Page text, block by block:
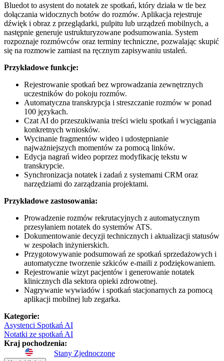
Bluedot to asystent do notatek ze spotkań, który działa w tle bez
dołączania widocznych botów do rozmów. Aplikacja rejestruje
dźwięk i obraz z przeglądarki, pulpitu lub urządzeń mobilnych, a
następnie generuje ustrukturyzowane podsumowania. System
rozpoznaje rozmówców oraz terminy techniczne, pozwalając skupić
się na rozmowie zamiast na ręcznym zapisywaniu ustaleń.
Przykładowe funkcje:
Rejestrowanie spotkań bez wprowadzania zewnętrznych
uczestników do pokoju rozmów.
Automatyczna transkrypcja i streszczanie rozmów w ponad
100 językach.
Czat AI do przeszukiwania treści wielu spotkań i wyciągania
konkretnych wniosków.
Wycinanie fragmentów wideo i udostępnianie
najważniejszych momentów za pomocą linków.
Edycja nagrań wideo poprzez modyfikację tekstu w
transkrypcie.
Synchronizacja notatek i zadań z systemami CRM oraz
narzędziami do zarządzania projektami.
Przykładowe zastosowania:
Prowadzenie rozmów rekrutacyjnych z automatycznym
przesyłaniem notatek do systemów ATS.
Dokumentowanie decyzji technicznych i aktualizacji statusów
w zespołach inżynierskich.
Przygotowywanie podsumowań ze spotkań sprzedażowych i
automatyczne tworzenie szkiców e-maili z podziękowaniem.
Rejestrowanie wizyt pacjentów i generowanie notatek
klinicznych dla sektora opieki zdrowotnej.
Nagrywanie wywiadów i spotkań stacjonarnych za pomocą
aplikacji mobilnej lub zegarka.
Kategorie:
Asystenci Spotkań AI
Notatki ze spotkań AI
Kraj pochodzenia:
Stany Zjednoczone